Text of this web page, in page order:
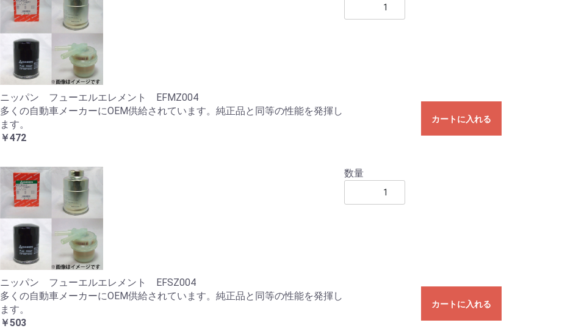
ニッパン フューエルエレメント EFMZ004
多くの自動車メーカーにOEM供給されています。純正品と同等の性能を発揮し
ます。
￥472
カートに入れる
ニッパン フューエルエレメント EFSZ004
多くの自動車メーカーにOEM供給されています。純正品と同等の性能を発揮し
ます。
￥503
数量
カートに入れる